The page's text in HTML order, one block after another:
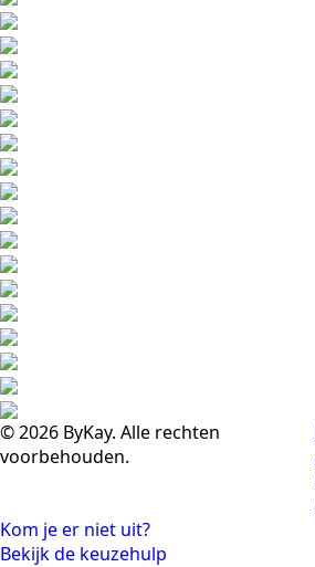
© 2026 ByKay. Alle rechten
voorbehouden.
Kom je er niet uit?
Bekijk de keuzehulp